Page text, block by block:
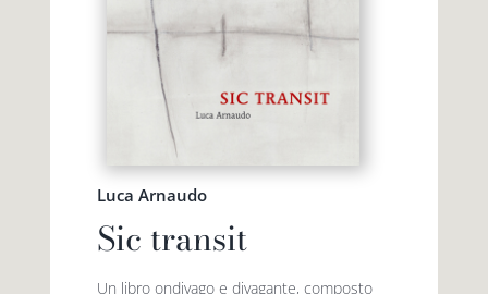
Luca Arnaudo
Sic transit
Un libro ondivago e divagante, composto